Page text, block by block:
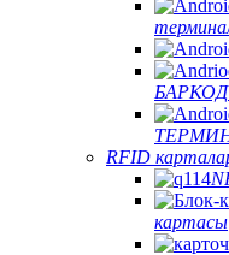
БАРКОД
RFID
картасы